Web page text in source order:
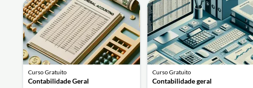
Curso Gratuito
Contabilidade Geral
Curso Gratuito
Contabilidade geral